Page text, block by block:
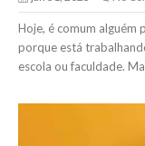
Hoje, é comum alguém
porque está
escola ou faculdade.